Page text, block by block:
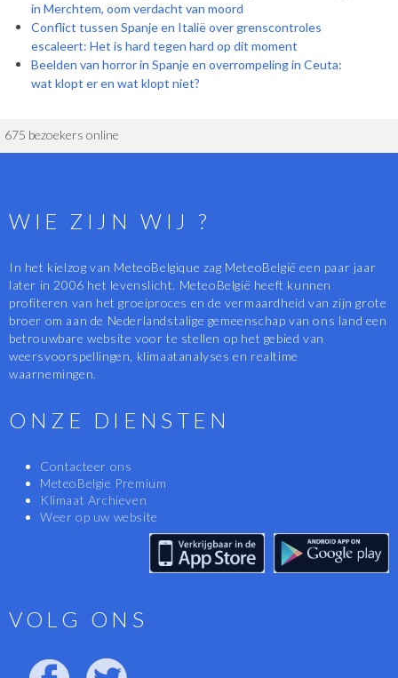
in Merchtem, oom verdacht van moord
Conflict tussen Spanje en Italië over grenscontroles
escaleert: Het is hard tegen hard op dit moment
Beelden van horror in Spanje en overrompeling in Ceuta:
wat klopt er en wat klopt niet?
675 bezoekers online
WIE ZIJN WIJ ?
In het kielzog van MeteoBelgique zag MeteoBelgië een paar jaar
later in 2006 het levenslicht. MeteoBelgië heeft kunnen
profiteren van het groeiproces en de vermaardheid van zijn grote
broer om aan de Nederlandstalige gemeenschap van ons land een
betrouwbare website voor te stellen op het gebied van
weersvoorspellingen, klimaatanalyses en realtime
waarnemingen.
ONZE DIENSTEN
Contacteer ons
MeteoBelgie Premium
Klimaat Archieven
Weer op uw website
VOLG ONS